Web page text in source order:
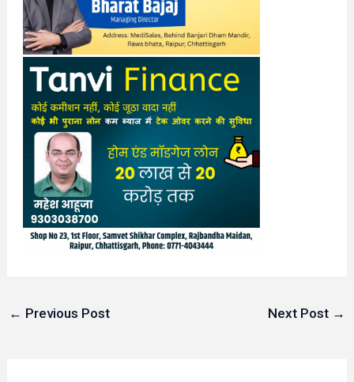
← Previous Post Next Post →